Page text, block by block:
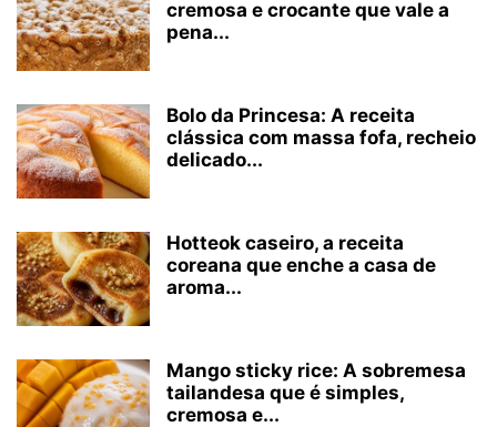
cremosa e crocante que vale a
pena...
Bolo da Princesa: A receita
clássica com massa fofa, recheio
delicado...
Hotteok caseiro, a receita
coreana que enche a casa de
aroma...
Mango sticky rice: A sobremesa
tailandesa que é simples,
cremosa e...